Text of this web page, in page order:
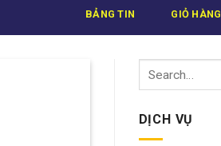
BẢNG TIN GIỎ HÀNG
DỊCH VỤ